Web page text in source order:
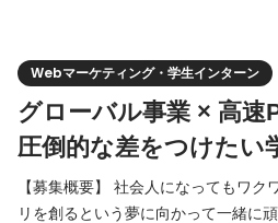
Webマーケティング・学生インターン
グローバル事業 × 高速
圧倒的な差をつけたい
【募集概要】 社会人になってもワ
リを創るという夢に向かって一緒に